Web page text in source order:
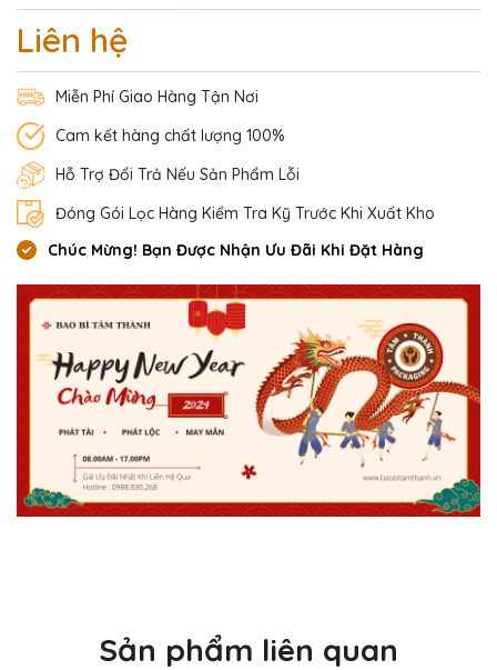
Liên hệ
Miễn Phí Giao Hàng Tận Nơi
Cam kết hàng chất lượng 100%
Hỗ Trợ Đổi Trả Nếu Sản Phẩm Lỗi
Đóng Gói Lọc Hàng Kiểm Tra Kỹ Trước Khi Xuất Kho
Chúc Mừng! Bạn Được Nhận Ưu Đãi Khi Đặt Hàng
Sản phẩm liên quan